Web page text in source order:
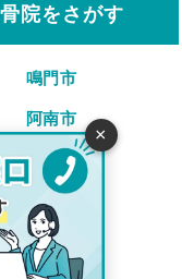
院をさがす
鳴門市
阿南市
阿波市
三好市
勝浦郡上勝町
×